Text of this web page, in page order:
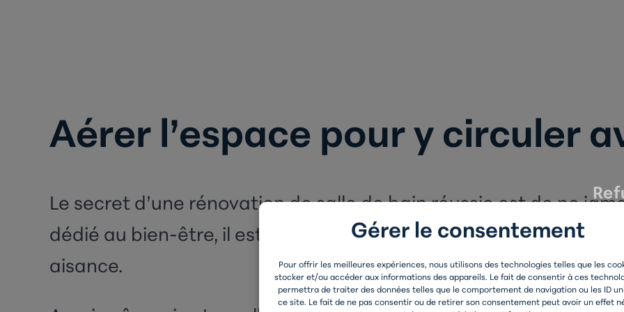
Gérer le consentement
Pour offrir les meilleures expériences, nous utilisons des technologies telles que les
stocker et/ou accéder aux informations des appareils. Le fait de consentir à ces
permettra de traiter des données telles que le comportement de navigation ou les ID
ce site. Le fait de ne pas consentir ou de retirer son consentement peut avoir un effet
Aérer l’espace pour y circuler
Le secret d’une rénovation de salle de bainréussie est de ne
dédié au bien-être, il est en effet important de ne pas se sentir
aisance.